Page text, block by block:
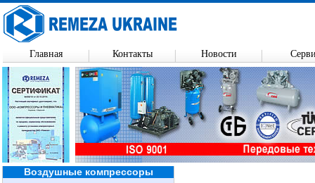
Воздушные компрессоры
Главная Контакты Новости